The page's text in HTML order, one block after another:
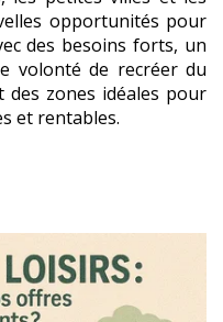
opportunités pour
des besoins forts, un
volonté de recréer du
des zones idéales pour
et rentables.